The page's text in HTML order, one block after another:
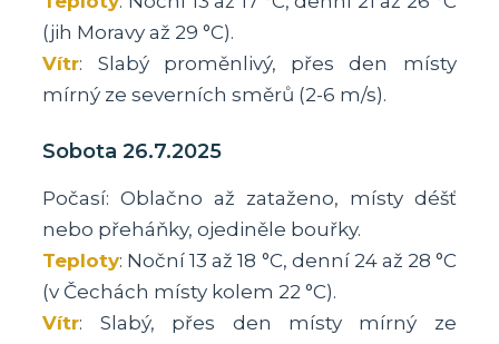
(jih Moravy až 29 °C).
Vítr: Slabý proměnlivý, přes den místy
mírný ze severních směrů (2-6 m/s).
Sobota 26.7.2025
Počasí: Oblačno až zataženo, místy déšť
nebo přeháňky, ojediněle bouřky.
Teploty: Noční 13 až 18 °C, denní 24 až 28 °C
(v Čechách místy kolem 22 °C).
Vítr: Slabý, přes den místy mírný ze